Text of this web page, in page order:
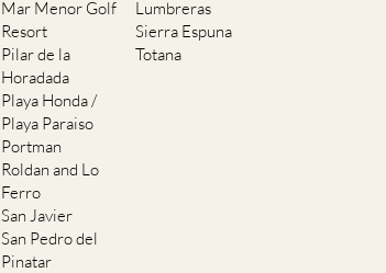
Mar Menor Golf
Resort
Pilar de la
Horadada
Playa Honda /
Playa Paraiso
Portman
Roldan and Lo
Ferro
San Javier
San Pedro del
Pinatar
Lumbreras
Sierra Espuna
Totana